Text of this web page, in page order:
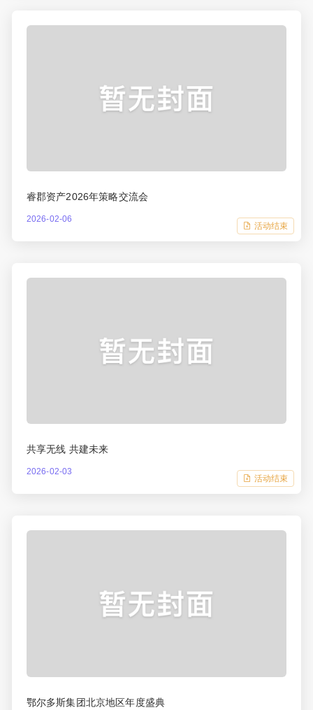
睿郡资产2026年策略交流会
2026-02-06
活动结束
共享无线 共建未来
2026-02-03
活动结束
鄂尔多斯集团北京地区年度盛典